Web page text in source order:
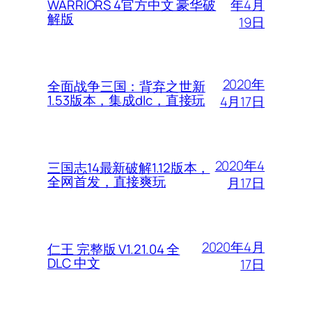
WARRIORS 4官方中文 豪华破
解版
年4月
19日
全面战争三国：背弃之世新
1.53版本，集成dlc，直接玩
2020年
4月17日
三国志14最新破解1.12版本，
全网首发，直接爽玩
2020年4
月17日
仁王 完整版 V1.21.04 全
DLC 中文
2020年4月
17日